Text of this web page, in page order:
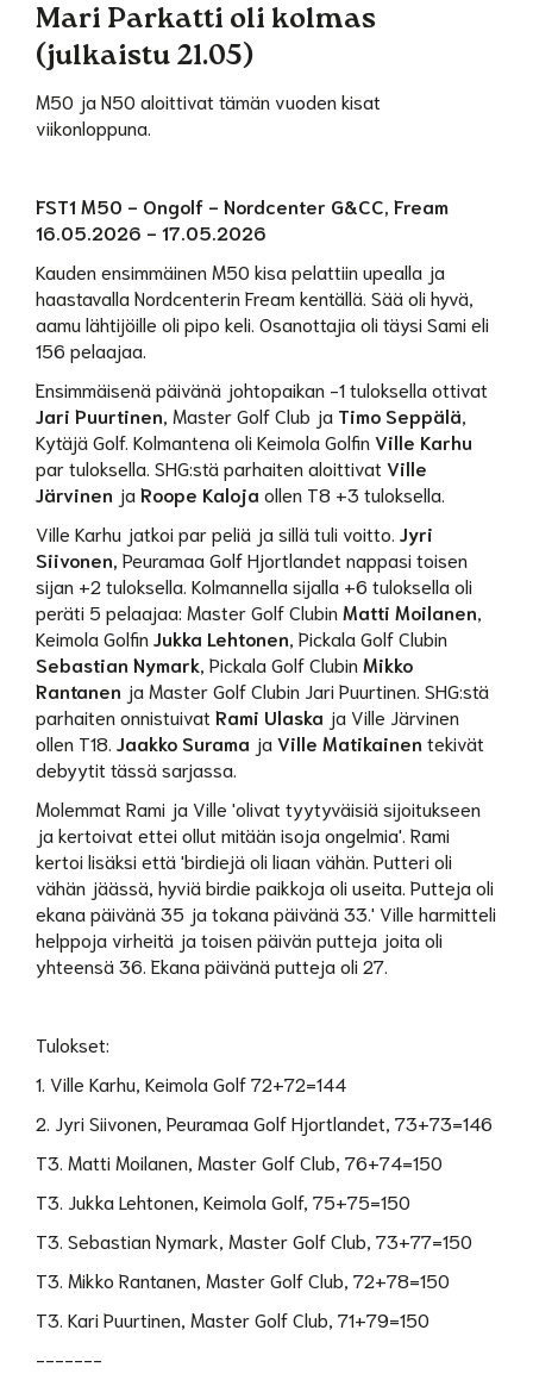
Mari Parkatti oli kolmas
(julkaistu 21.05)
M50 ja N50 aloittivat tämän vuoden kisat
viikonloppuna.
FST1 M50 - Ongolf - Nordcenter G&CC, Fream
16.05.2026 - 17.05.2026
Kauden ensimmäinen M50 kisa pelattiin upealla ja
haastavalla Nordcenterin Fream kentällä. Sää oli hyvä,
aamu lähtijöille oli pipo keli. Osanottajia oli täysi Sami eli
156 pelaajaa.
Ensimmäisenä päivänä johtopaikan -1 tuloksella ottivat
Jari Puurtinen , Master Golf Club ja Timo Seppälä
Kytäjä Golf. Kolmantena oli Keimola Golfin Ville Karhu
par tuloksella. SHG:stä parhaiten aloittivat Ville
Järvinen ja Roope Kaloja ollen T8 +3 tuloksella.
Ville Karhu jatkoi par peliä ja sillä tuli voitto. Jyri
Siivonen, Peuramaa Golf Hjortlandet nappasi toisen
sijan +2 tuloksella. Kolmannella sijalla +6 tuloksella oli
peräti 5 pelaajaa: Master Golf Clubin Matti Moilanen
Keimola Golfin Jukka Lehtonen , Pickala Golf Clubin
Sebastian Nymark , Pickala Golf Clubin Mikko
Rantanen ja Master Golf Clubin Jari Puurtinen. SHG:stä
parhaiten onnistuivat Rami Ulaska ja Ville Järvinen
ollen T18. Jaakko Surama ja Ville Matikainen tekivät
debyytit tässä sarjassa.
Molemmat Rami ja Ville 'olivat tyytyväisiä sijoitukseen
ja kertoivat ettei ollut mitään isoja ongelmia'. Rami
kertoi lisäksi että 'birdiejä oli liaan vähän. Putteri oli
vähän jäässä, hyviä birdie paikkoja oli useita. Putteja oli
ekana päivänä 35 ja tokana päivänä 33.' Ville harmitteli
helppoja virheitä ja toisen päivän putteja joita oli
yhteensä 36. Ekana päivänä putteja oli 27.
Tulokset:
1. Ville Karhu, Keimola Golf 72+72=144
2. Jyri Siivonen, Peuramaa Golf Hjortlandet, 73+73=146
T3. Matti Moilanen, Master Golf Club, 76+74=150
T3. Jukka Lehtonen, Keimola Golf, 75+75=150
T3. Sebastian Nymark, Master Golf Club, 73+77=150
T3. Mikko Rantanen, Master Golf Club, 72+78=150
T3. Kari Puurtinen, Master Golf Club, 71+79=150
-------